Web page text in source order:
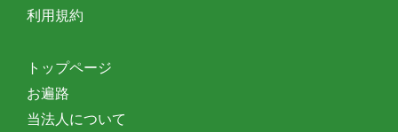
利用規約
トップページ
お遍路
当法人について